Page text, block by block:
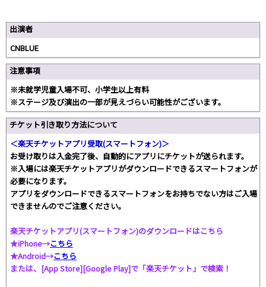
出演者
CNBLUE
注意事項
※未就学児童入場不可、小学生以上有料
※ステージ及び演出の一部が見えづらい可能性がございます。
チケット引き取り方法について
＜楽天チケットアプリ受取(スマートフォン)＞
お受け取りは入金完了後、自動的にアプリにチケットが送られます。
※入場には楽天チケットアプリがダウンロードできるスマートフォンが
必要になります。
アプリをダウンロードできるスマートフォンをお持ちでない方はご入場
できませんのでご注意ください。
楽天チケットアプリ(スマートフォン)のダウンロードはこちら
★iPhone→こちら
★Android→こちら
または、[App Store][Google Play]で「楽天チケット」で検索！